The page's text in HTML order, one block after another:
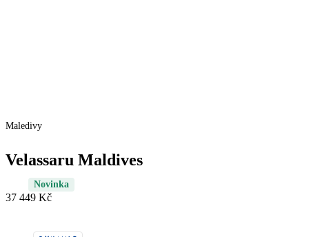
Maledivy
Velassaru Maldives
Novinka
37 449 Kč